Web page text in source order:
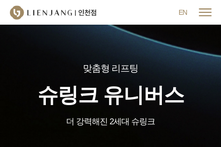
EN
맞춤형 리프팅
슈링크 유니버스
더 강력해진 2세대 슈링크